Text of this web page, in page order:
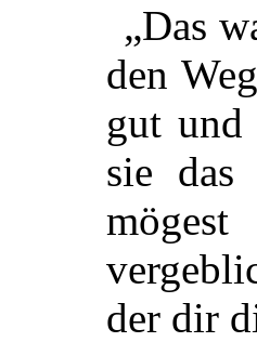
„Das
den
gut
sie
der dir